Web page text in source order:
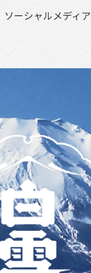
ソーシャルメディア